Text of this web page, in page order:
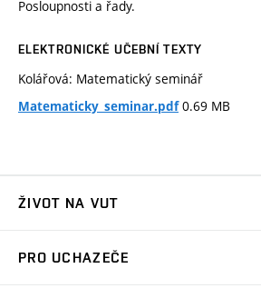
Posloupnosti a řady.
ELEKTRONICKÉ UČEBNÍ TEXTY
Kolářová: Matematický seminář
Matematicky_seminar.pdf0.69 MB
ŽIVOT NA VUT
PRO UCHAZEČE